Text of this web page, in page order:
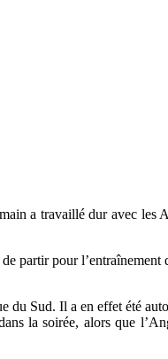
a travaillé dur avec
partir pour l’entraînement
du Sud. Il a en effet été
la soirée, alors que